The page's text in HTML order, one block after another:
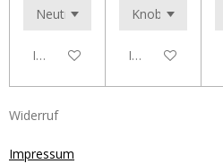
In den WarenkorbIn den
Widerruf
Impressum